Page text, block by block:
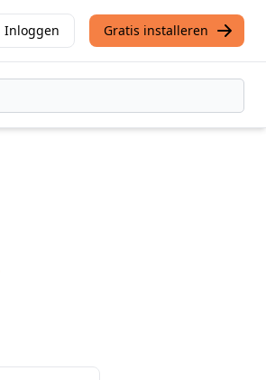
Inloggen Gratis installeren